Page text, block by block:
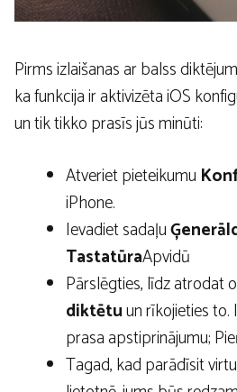
Pirms izlaišanas ar balss
ka funkcija ir aktivizēta iOS
un tik tikko prasīs jūs minūti:
Atveriet pieteikumu
iPhone.
Ievadiet sadaļu
TastatūraApvidū
Pārslēgties, līdz atrodat
diktētuun rīkojieties to.
prasa apstiprinājumu;
Tagad, kad parādīsit